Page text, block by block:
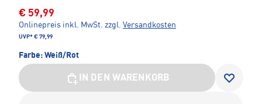
€ 59,99
Onlinepreis inkl. MwSt. zzgl. Versandkosten
UVP* € 79,99
Farbe: Weiß/Rot
IN DEN WARENKORB